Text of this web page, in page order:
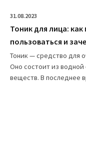
31.08.2023
Тоник для лица: как
пользоваться и
Тоник — средство для
Оно состоит из
веществ. В последнее